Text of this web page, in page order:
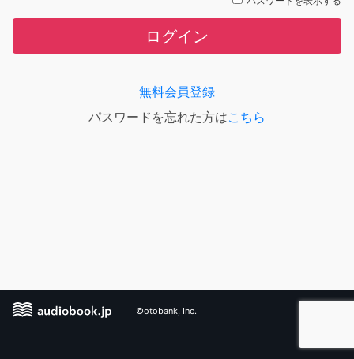
ログイン
無料会員登録
パスワードを忘れた方はこちら
©otobank, Inc.